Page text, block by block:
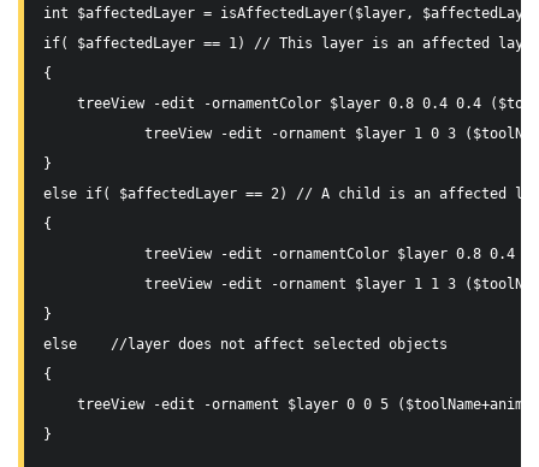
int $affectedLayer = isAffectedLayer($layer,
if( $affectedLayer == 1) // This layer is an affected layer
{
treeView -edit -ornamentColor $layer 0.8 0.4 0.4
treeView -edit -ornament $layer 1 0 3
}
else if( $affectedLayer == 2) // A child is an affected
{
treeView -edit -ornamentColor $layer 0.8 0.4
treeView -edit -ornament $layer 1 1 3
}
else    //layer does not affect selected objects
{
treeView -edit -ornament $layer 0 0 5